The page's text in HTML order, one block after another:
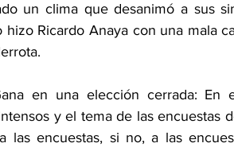
un clima que desanimó a sus
Ricardo Anaya con una mala
en una elección cerrada: En
y el tema de las encuestas
las encuestas, si no, a las